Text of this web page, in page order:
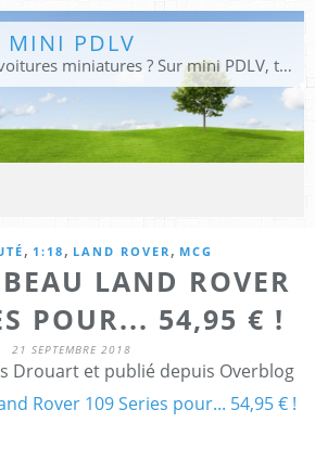
MINI PDLV
Tu es passionné de voitures miniatures ? Sur mini PDLV, tu trouveras les meilleurs bons plans pour acheter des voitures au 1:43, 1:18 ou 1:24. Tu pourras aussi découvrir des modèles de collection sous tous leurs angles. Pour ne rien louper de l'actualité des voitures miniatures, rejoins-nous !
, 1:18 , LAND ROVER , MCG
LAND ROVER
POUR... 54,95 € !
21 SEPTEMBRE 2018
Drouart et publié depuis Overblog